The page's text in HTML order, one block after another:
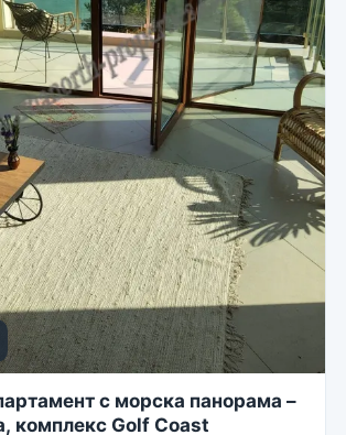
с морска панорама –
комплекс Golf Coast